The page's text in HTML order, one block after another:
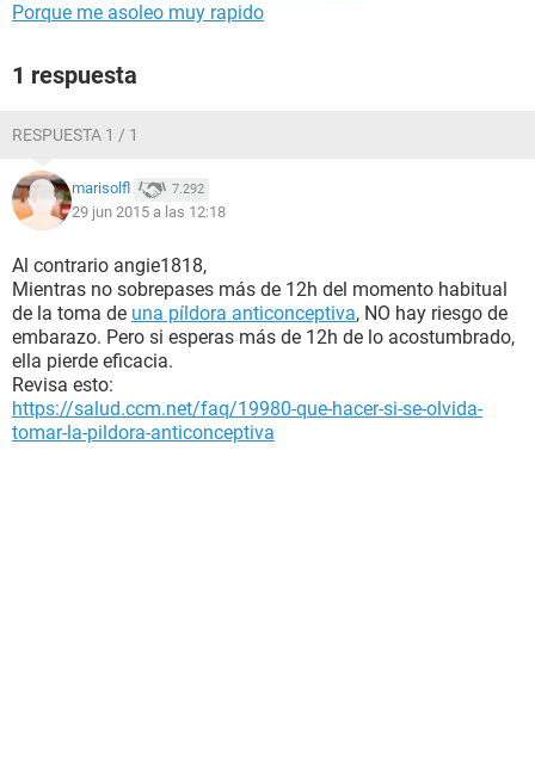
Porque me asoleo muy rapido
1 respuesta
RESPUESTA 1 / 1
marisolfl 7.292
29 jun 2015 a las 12:18
Al contrario angie1818,
Mientras no sobrepases más de 12h del momento habitual
de la toma de una píldora anticonceptiva, NO hay riesgo de
embarazo. Pero si esperas más de 12h de lo acostumbrado,
ella pierde eficacia.
Revisa esto:
https://salud.ccm.net/faq/19980-que-hacer-si-se-olvida-
tomar-la-pildora-anticonceptiva